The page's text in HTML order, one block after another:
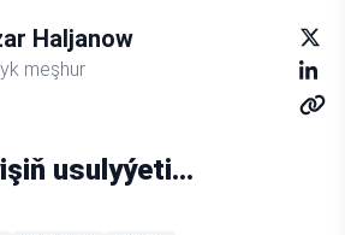
Haljanow
meşhur
usulyýeti…